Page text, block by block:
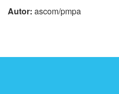
Autor: ascom/pmpa